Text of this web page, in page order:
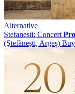
Alternative
Stefanesti: Concert
(Ştefãneşti, Argeș)